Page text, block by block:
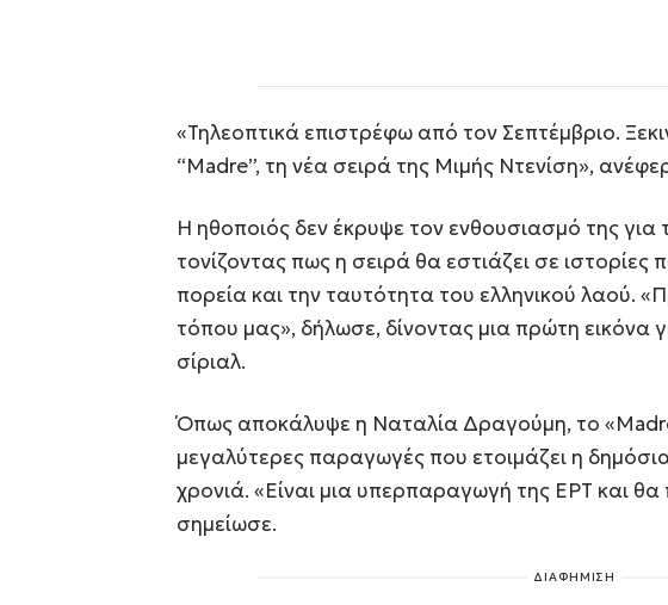
«Τηλεοπτικά επιστρέφω από τον Σεπτέμβριο.
“Madre”, τη νέα σειρά της Μιμής Ντενίση»,
Η ηθοποιός δεν έκρυψε τον ενθουσιασμό της για
τονίζοντας πως η σειρά θα εστιάζει σε
πορεία και την ταυτότητα του ελληνικού λαού.
τόπου μας», δήλωσε, δίνοντας μια πρώτη εικόνα
σίριαλ.
Όπως αποκάλυψε η Ναταλία Δραγούμη, το
μεγαλύτερες παραγωγές που ετοιμάζει η
χρονιά. «Είναι μια υπερπαραγωγή της ΕΡΤ και θα
σημείωσε.
ΔΙΑΦΗΜΙΣΗ